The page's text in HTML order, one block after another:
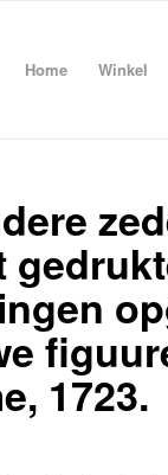
Home Winkel
1723.